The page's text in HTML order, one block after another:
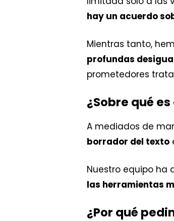
hay un acuerdo
Mientras tanto,
profundas
prometedores
¿Sobre qué
A mediados de
borrador del texto
Nuestro equipo ha
las herramientas
¿Por qué